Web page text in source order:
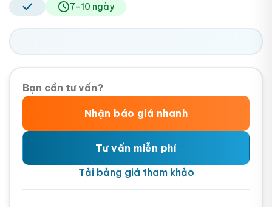
7-10 ngày
Bạn cần tư vấn?
Nhận báo giá nhanh
Tư vấn miễn phí
Tải bảng giá tham khảo